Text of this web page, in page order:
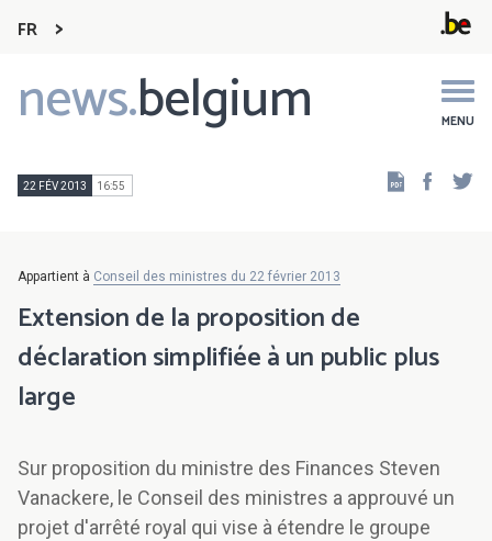
FR
news.belgium MENU
Main
navigation
22 FÉV 2013 16:55
Appartient à Conseil des ministres du 22 février 2013
Extension de la proposition de
déclaration simplifiée à un public plus
large
Sur proposition du ministre des Finances Steven
Vanackere, le Conseil des ministres a approuvé un
projet d'arrêté royal qui vise à étendre le groupe